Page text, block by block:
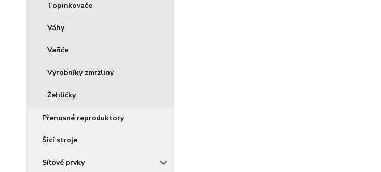
Topinkovače
Váhy
Vařiče
Výrobníky zmrzliny
Žehličky
Přenosné reproduktory
Šicí stroje
Síťové prvky